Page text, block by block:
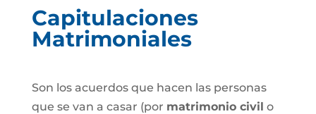
Capitulaciones
Matrimoniales
Son los acuerdos que hacen las personas
que se van a casar (por matrimonio civil o